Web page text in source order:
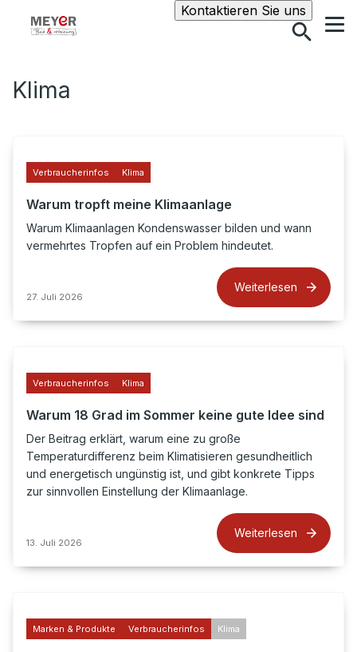
Kontaktieren Sie unsSuche
Klima
Verbraucherinfos Klima
Warum tropft meine Klimaanlage
Warum Klimaanlagen Kondenswasser bilden und wann
vermehrtes Tropfen auf ein Problem hindeutet.
27. Juli 2026
Weiterlesen
Verbraucherinfos Klima
Warum 18 Grad im Sommer keine gute Idee sind
Der Beitrag erklärt, warum eine zu große
Temperaturdifferenz beim Klimatisieren gesundheitlich
und energetisch ungünstig ist, und gibt konkrete Tipps
zur sinnvollen Einstellung der Klimaanlage.
13. Juli 2026
Weiterlesen
Marken & Produkte Verbraucherinfos Klima